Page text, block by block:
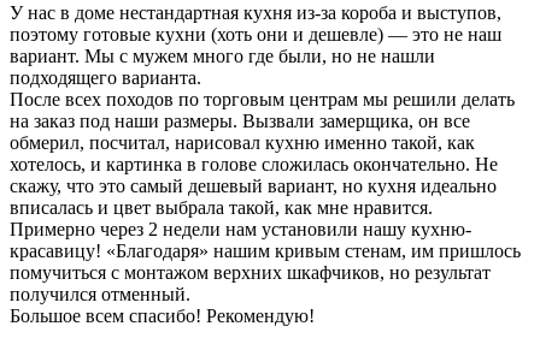
У нас в доме нестандартная кухня из-за короба и выступов,
поэтому готовые кухни (хоть они и дешевле) — это не наш
вариант. Мы с мужем много где были, но не нашли
подходящего варианта.
После всех походов по торговым центрам мы решили делать
на заказ под наши размеры. Вызвали замерщика, он все
обмерил, посчитал, нарисовал кухню именно такой, как
хотелось, и картинка в голове сложилась окончательно. Не
скажу, что это самый дешевый вариант, но кухня идеально
вписалась и цвет выбрала такой, как мне нравится.
Примерно через 2 недели нам установили нашу кухню-
красавицу! «Благодаря» нашим кривым стенам, им пришлось
помучиться с монтажом верхних шкафчиков, но результат
получился отменный.
Большое всем спасибо! Рекомендую!